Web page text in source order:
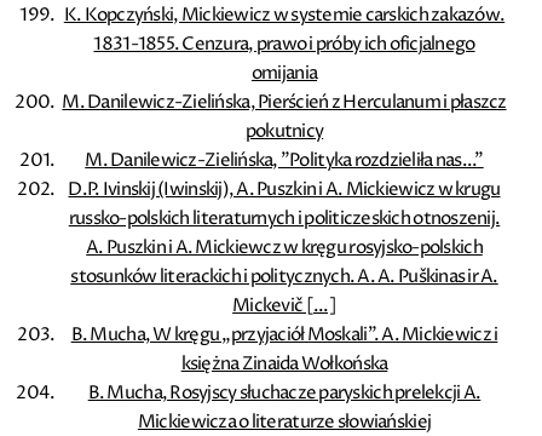
K. Kopczyński, Mickiewicz w systemie carskich zakazów.
1831-1855. Cenzura, prawo i próby ich oficjalnego
omijania
M. Danilewicz-Zielińska, Pierścień z Herculanum i płaszcz
pokutnicy
M. Danilewicz-Zielińska, ”Polityka rozdzieliła nas...”
D.P. Ivinskij (Iwinskij), A. Puszkin i A. Mickiewicz w krugu
russko-polskich literaturnych i politiczeskich otnoszenij.
A. Puszkin i A. Mickiewcz w kręgu rosyjsko-polskich
stosunków literackich i politycznych. A. A. Puškinas ir A.
Mickevič [...]
B. Mucha, W kręgu „przyjaciół Moskali”. A. Mickiewicz i
księżna Zinaida Wołkońska
B. Mucha, Rosyjscy słuchacze paryskich prelekcji A.
Mickiewicza o literaturze słowiańskiej